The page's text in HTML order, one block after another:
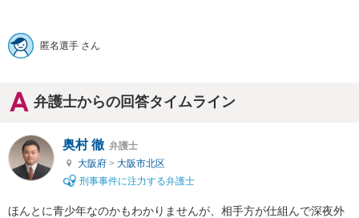
匿名選手 さん
弁護士からの回答タイムライン
奥村 徹 弁護士
大阪府 > 大阪市北区
刑事事件に注力する弁護士
ほんとに青少年なのかもわかりませんが、相手方が仕組んで深夜外